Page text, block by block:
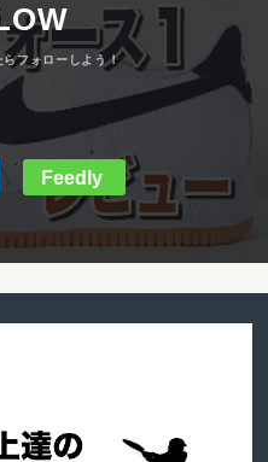
Feedly